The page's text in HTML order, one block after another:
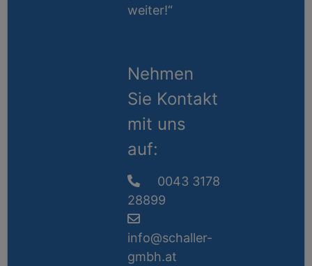
weiter!“
Nehmen
Sie Kontakt
mit uns
auf:
0043 3178
28899
info@schaller-
gmbh.at